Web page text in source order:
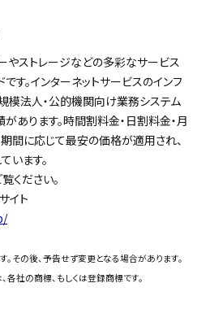
やストレージなどの多彩なサービス
す。インターネットサービスのインフ
模法人・公的機関向け業務システム
あります。時間割料金・日割料金・月
間に応じて最安の価格が適用され、
います。
ください。
イト
その後、予告せず変更となる場合があります。
社の商標、もしくは登録商標です。